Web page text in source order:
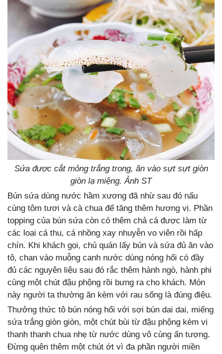
Sứa được cắt mỏng trắng trong, ăn vào sựt sựt giòn
giòn lạ miệng. Ảnh ST
Bún sứa dùng nước hầm xương đã nhừ sau đó nấu
cùng tôm tươi và cà chua để tăng thêm hương vị. Phần
topping của bún sứa còn có thêm chả cá được làm từ
các loại cá thu, cá nhồng xay nhuyễn vo viên rồi hấp
chín. Khi khách gọi, chủ quán lấy bún và sứa đủ ăn vào
tô, chan vào muỗng canh nước dùng nóng hổi có đầy
đủ các nguyên liệu sau đó rắc thêm hành ngò, hành phi
cùng một chút đậu phộng rồi bưng ra cho khách. Món
này người ta thường ăn kèm với rau sống là đúng điệu.
Thưởng thức tô bún nóng hổi với sợi bún dai dai, miếng
sứa trắng giòn giòn, một chút bùi từ đậu phộng kèm vị
thanh thanh chua nhẹ từ nước dùng vô cùng ấn tượng.
Đừng quên thêm một chút ớt vì đa phần người miền